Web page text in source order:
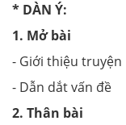
* DÀN Ý:
1. Mở bài
- Giới thiệu truyện
- Dẫn dắt vấn đề
2. Thân bài